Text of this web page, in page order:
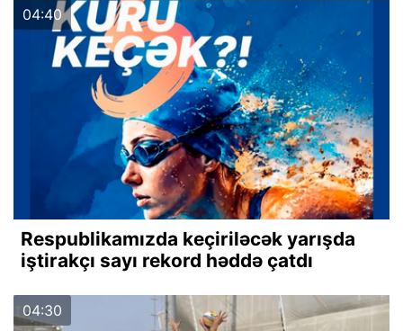
04:40
Respublikamızda keçiriləcək yarışda
iştirakçı sayı rekord həddə çatdı
04:30